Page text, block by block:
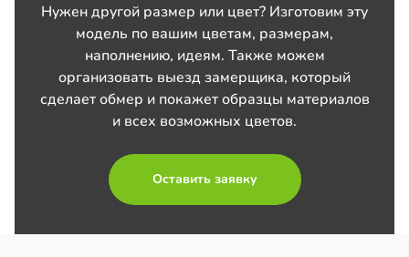
Нужен другой размер или цвет? Изготовим эту
модель по вашим цветам, размерам,
наполнению, идеям. Также можем
организовать выезд замерщика, который
сделает обмер и покажет образцы материалов
и всех возможных цветов.
Оставить заявку